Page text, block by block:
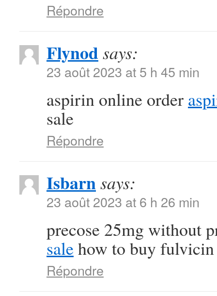
Répondre
Flynodsays:
23 août 2023 at 5 h 45 min
aspirin online order
sale
Répondre
Isbarnsays:
23 août 2023 at 6 h 26 min
precose 25mg without
sale how to buy fulvicin
Répondre